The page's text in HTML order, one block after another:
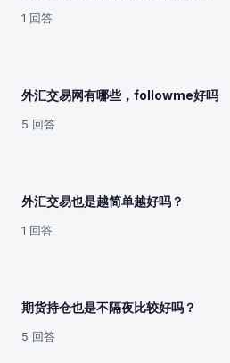
1 回答
外汇交易网有哪些，followme好吗
5 回答
外汇交易也是越简单越好吗？
1 回答
期货持仓也是不隔夜比较好吗？
5 回答